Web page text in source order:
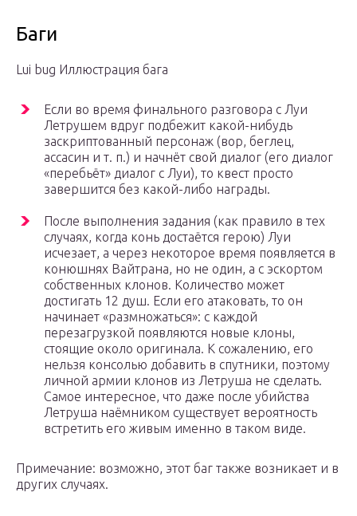
Баги
Lui bug Иллюстрация бага
Если во время финального разговора с Луи
Летрушем вдруг подбежит какой-нибудь
заскриптованный персонаж (вор, беглец,
ассасин и т. п.) и начнёт свой диалог (его диалог
«перебьёт» диалог с Луи), то квест просто
завершится без какой-либо награды.
После выполнения задания (как правило в тех
случаях, когда конь достаётся герою) Луи
исчезает, а через некоторое время появляется в
конюшнях Вайтрана, но не один, а с эскортом
собственных клонов. Количество может
достигать 12 душ. Если его атаковать, то он
начинает «размножаться»: с каждой
перезагрузкой появляются новые клоны,
стоящие около оригинала. К сожалению, его
нельзя консолью добавить в спутники, поэтому
личной армии клонов из Летруша не сделать.
Самое интересное, что даже после убийства
Летруша наёмником существует вероятность
встретить его живым именно в таком виде.
Примечание: возможно, этот баг также возникает и в
других случаях.